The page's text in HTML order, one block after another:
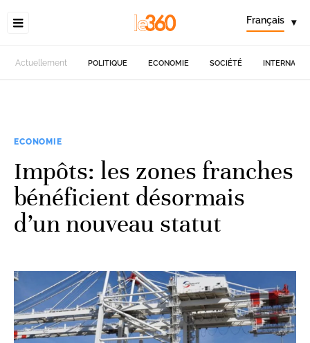
Français ▾
Actuellement POLITIQUE ECONOMIE SOCIÉTÉ
ECONOMIE
Impôts: les zones franches
bénéficient désormais
d’un nouveau statut